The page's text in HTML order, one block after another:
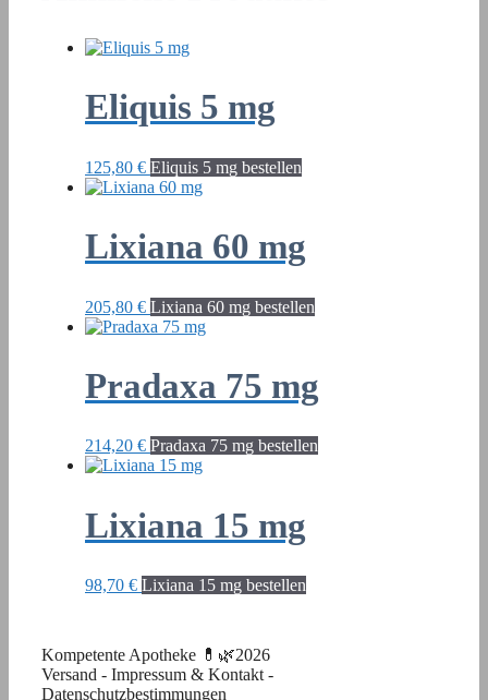
Eliquis 5 mg
125,80 € Eliquis 5 mg bestellen
Lixiana 60 mg
205,80 € Lixiana 60 mg bestellen
Pradaxa 75 mg
214,20 € Pradaxa 75 mg bestellen
Lixiana 15 mg
98,70 € Lixiana 15 mg bestellen
Kompetente Apotheke 💊🌿2026
Versand - Impressum & Kontakt -
Datenschutzbestimmungen